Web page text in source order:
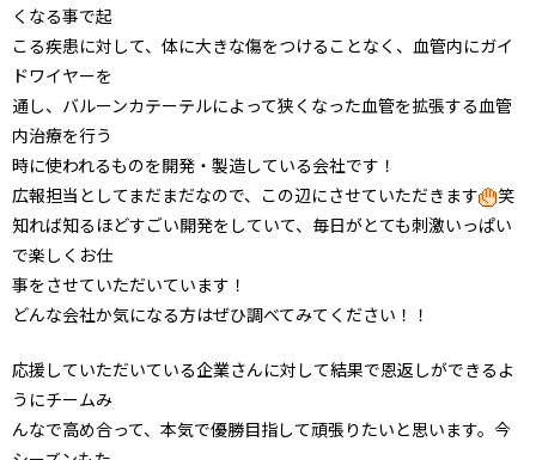
くなる事で起
こる疾患に対して、体に大きな傷をつけることなく、血管内にガイ
ドワイヤーを
通し、バルーンカテーテルによって狭くなった血管を拡張する血管
内治療を行う
時に使われるものを開発・製造している会社です！
広報担当としてまだまだなので、この辺にさせていただきます
笑
知れば知るほどすごい開発をしていて、毎日がとても刺激いっぱい
で楽しくお仕
事をさせていただいています！
どんな会社か気になる方はぜひ調べてみてください！！
応援していただいている企業さんに対して結果で恩返しができるよ
うにチームみ
んなで高め合って、本気で優勝目指して頑張りたいと思います。今